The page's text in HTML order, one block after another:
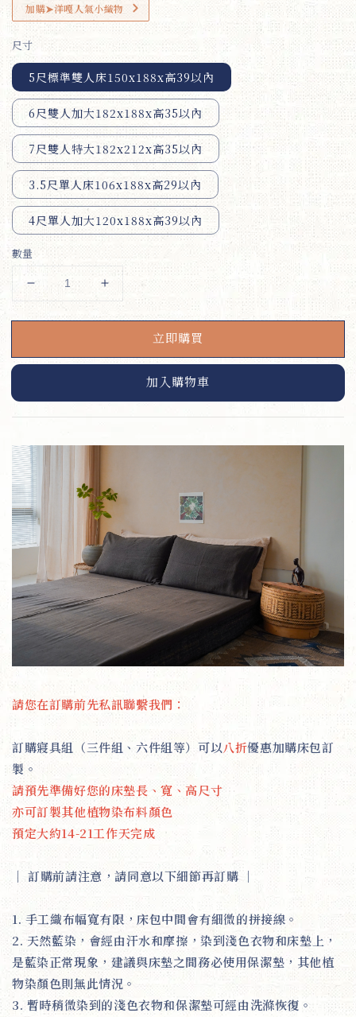
加購➤洋嘎人氣小織物
尺寸
5尺標準雙人床150x188x高39以內
6尺雙人加大182x188x高35以內
7尺雙人特大182x212x高35以內
3.5尺單人床106x188x高29以內
4尺單人加大120x188x高39以內
數量
立即購買
加入購物車
請您在訂購前先私訊聯繫我們：
訂購寢具組（三件組、六件組等）可以八折優惠加購床包訂
製。
請預先準備好您的床墊長、寬、高尺寸
亦可訂製其他植物染布料顏色
預定大約14-21工作天完成
｜ 訂購前請注意，請同意以下細節再訂購 ｜
1. 手工織布幅寬有限，床包中間會有細微的拼接線。
2. 天然藍染，會經由汗水和摩擦，染到淺色衣物和床墊上，
是藍染正常現象，建議與床墊之間務必使用保潔墊，其他植
物染顏色則無此情況。
3. 暫時稍微染到的淺色衣物和保潔墊可經由洗滌恢復。